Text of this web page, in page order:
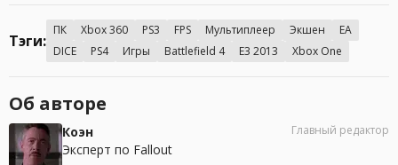
Тэги:
ПК Xbox 360 PS3 FPS Мультиплеер Экшен
EA
DICE
PS4 Игры Battlefield 4 E3 2013 Xbox One
Об авторе
Коэн
Эксперт по Fallout
Главный редактор